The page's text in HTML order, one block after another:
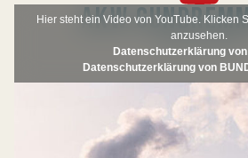
Hier steht ein Video von YouTube. Klicken
anzusehen.
Datenschutzerklärung
Datenschutzerklärung von
AKW